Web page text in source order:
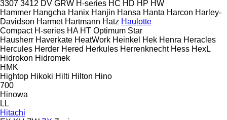
3307 3412 DV GRW H-series HC HD HP HW
Hammer Hangcha Hanix Hanjin Hansa Hanta Harcon Harley-
Davidson Harmet Hartmann Hatz Haulotte
Compact H-series HA HT Optimum Star
Hausherr Haverkate HeatWork Heinkel Hek Henra Heracles
Hercules Herder Hered Herkules Herrenknecht Hess HexL
Hidrokon Hidromek
HMK
Hightop Hikoki Hilti Hilton Hino
700
Hinowa
LL
Hitachi